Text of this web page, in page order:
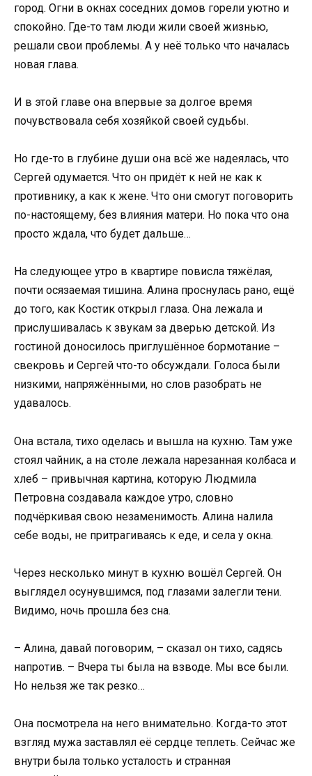
город. Огни в окнах соседних домов горели уютно и
спокойно. Где-то там люди жили своей жизнью,
решали свои проблемы. А у неё только что началась
новая глава.
И в этой главе она впервые за долгое время
почувствовала себя хозяйкой своей судьбы.
Но где-то в глубине души она всё же надеялась, что
Сергей одумается. Что он придёт к ней не как к
противнику, а как к жене. Что они смогут поговорить
по-настоящему, без влияния матери. Но пока что она
просто ждала, что будет дальше…
На следующее утро в квартире повисла тяжёлая,
почти осязаемая тишина. Алина проснулась рано, ещё
до того, как Костик открыл глаза. Она лежала и
прислушивалась к звукам за дверью детской. Из
гостиной доносилось приглушённое бормотание –
свекровь и Сергей что-то обсуждали. Голоса были
низкими, напряжёнными, но слов разобрать не
удавалось.
Она встала, тихо оделась и вышла на кухню. Там уже
стоял чайник, а на столе лежала нарезанная колбаса и
хлеб – привычная картина, которую Людмила
Петровна создавала каждое утро, словно
подчёркивая свою незаменимость. Алина налила
себе воды, не притрагиваясь к еде, и села у окна.
Через несколько минут в кухню вошёл Сергей. Он
выглядел осунувшимся, под глазами залегли тени.
Видимо, ночь прошла без сна.
– Алина, давай поговорим, – сказал он тихо, садясь
напротив. – Вчера ты была на взводе. Мы все были.
Но нельзя же так резко…
Она посмотрела на него внимательно. Когда-то этот
взгляд мужа заставлял её сердце теплеть. Сейчас же
внутри была только усталость и странная